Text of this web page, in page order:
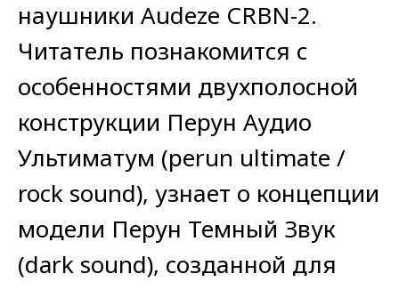
наушники Audeze CRBN-2.
Читатель познакомится с
особенностями двухполосной
конструкции Перун Аудио
Ультиматум (perun ultimate /
rock sound), узнает о концепции
модели Перун Темный Звук
(dark sound), созданной для